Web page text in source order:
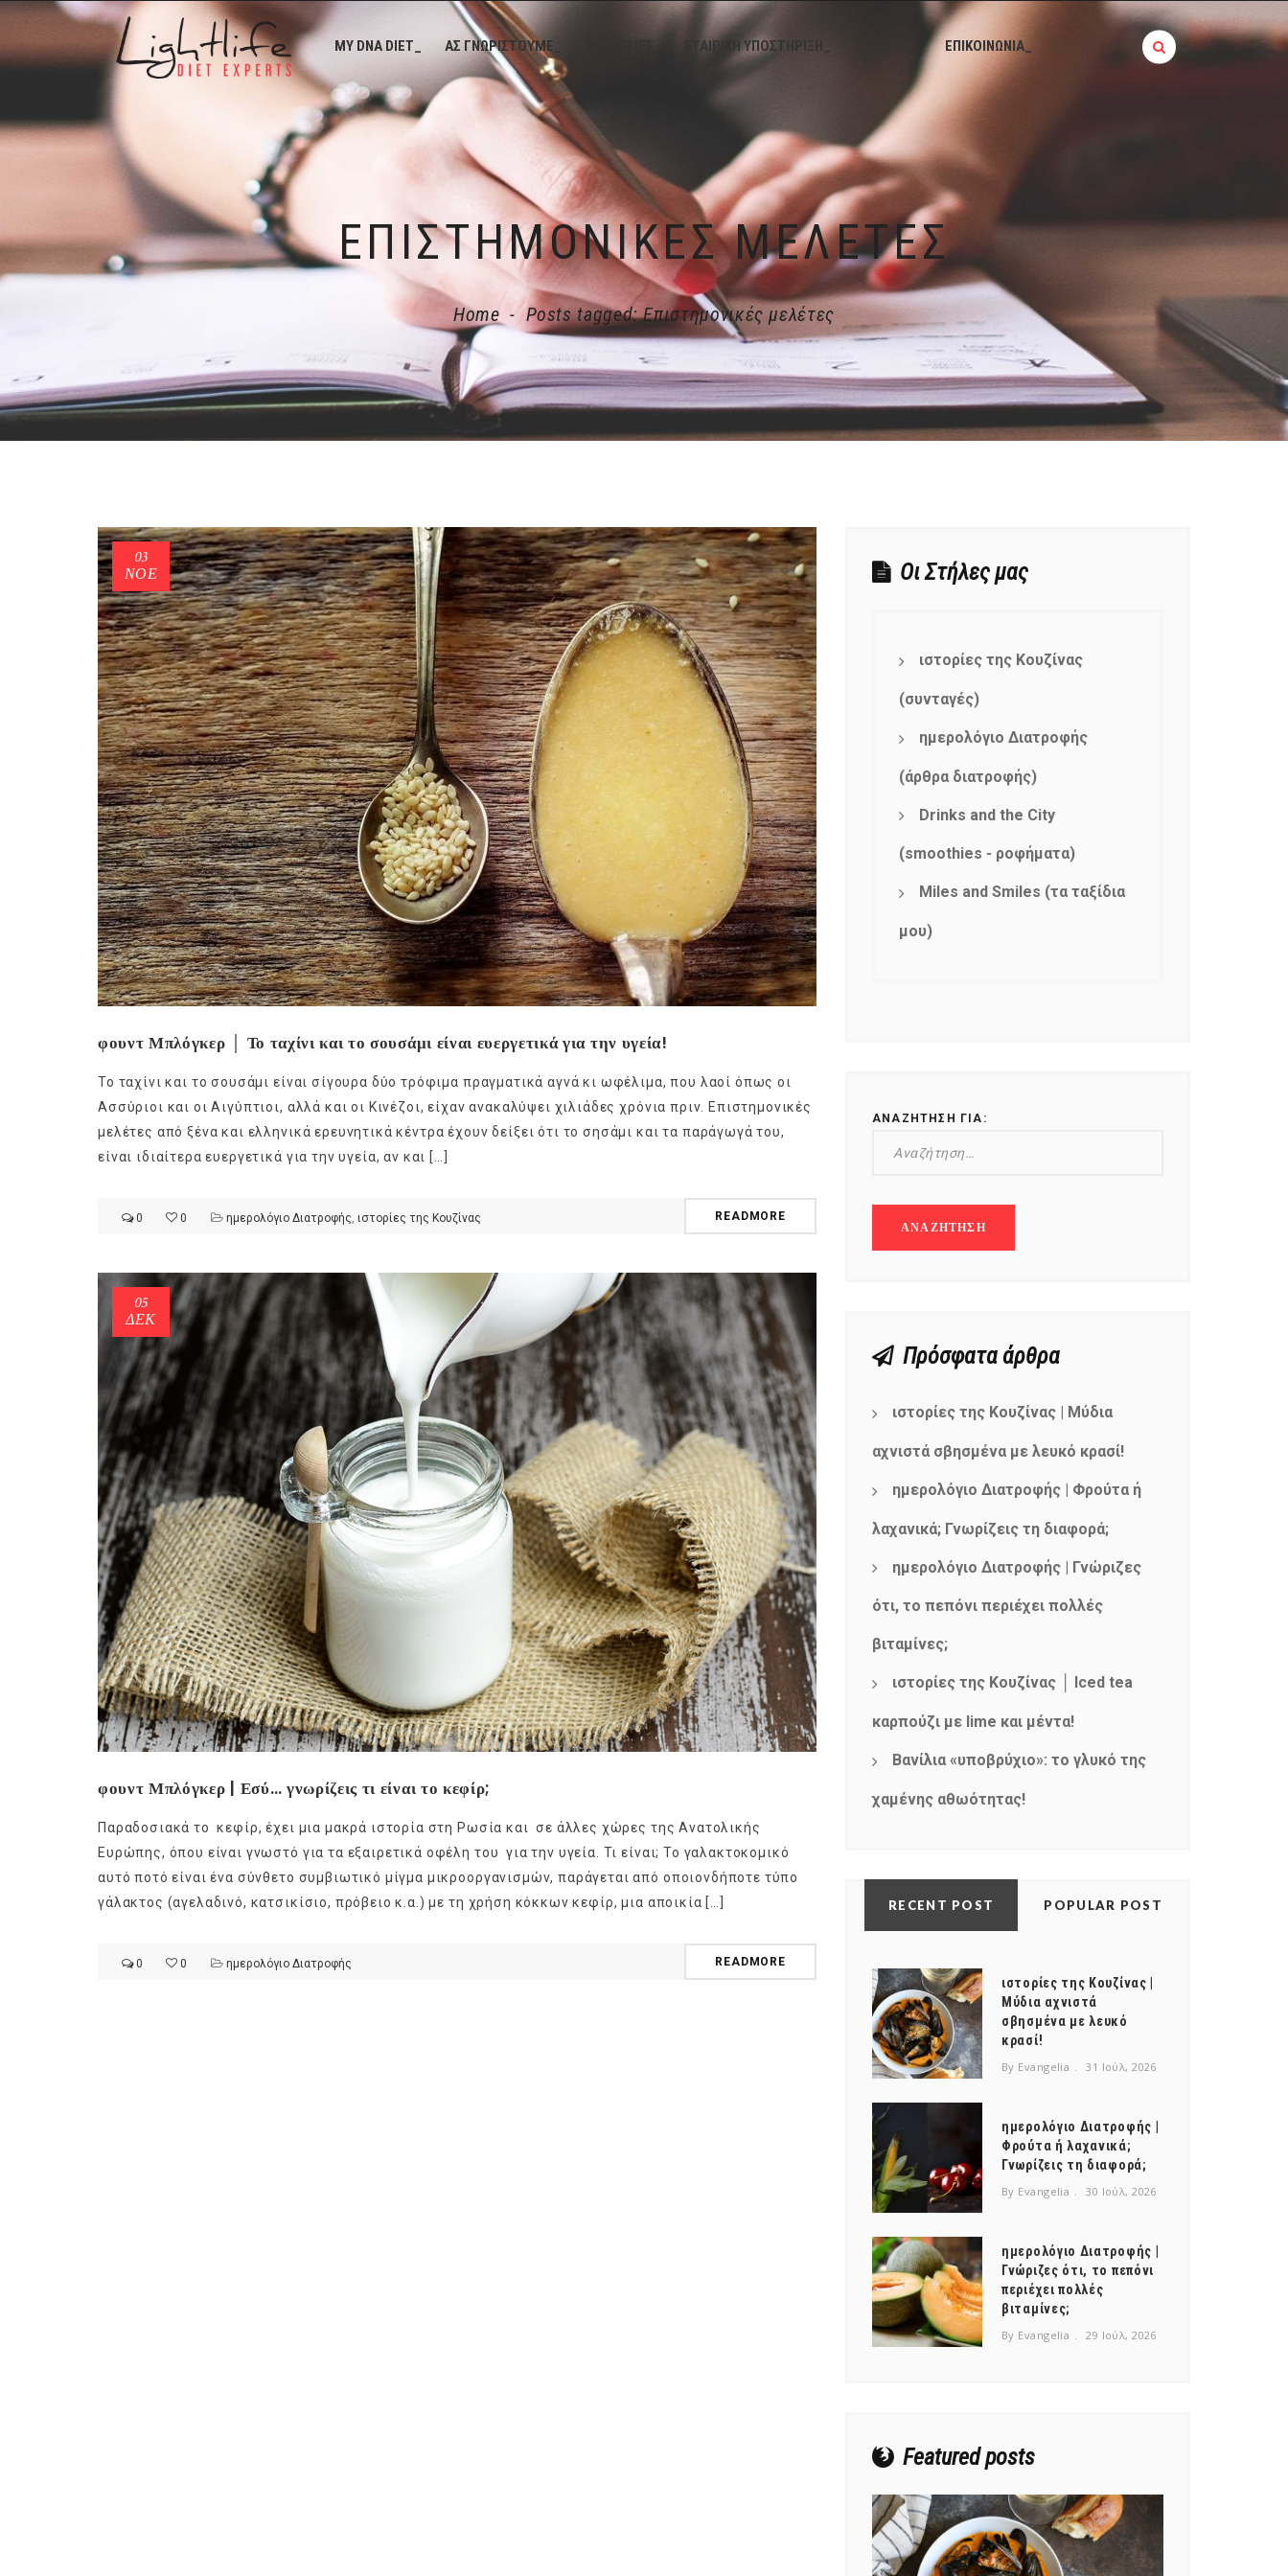
MY DNA DIET_ ΑΣ ΓΝΩΡΙΣΤΟΥΜΕ_ ΕΤΑΙΡΙΚΗ ΥΠΟΣΤΗΡΙΞΗ_ ΕΠΙΚΟΙΝΩΝΙΑ_
ΕΠΙΣΤΗΜΟΝΙΚΈΣ ΜΕΛΈΤΕΣ
Home - Posts tagged: Επιστημονικές μελέτες
03
ΝΟΈ
φουντ Μπλόγκερ │ Το ταχίνι και το σουσάμι είναι ευεργετικά για την υγεία!
Το ταχίνι και το σουσάμι είναι σίγουρα δύο τρόφιμα πραγματικά αγνά κι ωφέλιμα, που λαοί όπως οι
Ασσύριοι και οι Αιγύπτιοι, αλλά και οι Κινέζοι, είχαν ανακαλύψει χιλιάδες χρόνια πριν. Επιστημονικές
μελέτες από ξένα και ελληνικά ερευνητικά κέντρα έχουν δείξει ότι το σησάμι και τα παράγωγά του,
είναι ιδιαίτερα ευεργετικά για την υγεία, αν και […]
0 0 ημερολόγιο Διατροφής, ιστορίες της Κουζίνας READMORE
05
ΔΕΚ
φουντ Μπλόγκερ | Εσύ… γνωρίζεις τι είναι το κεφίρ;
Παραδοσιακά το κεφίρ, έχει μια μακρά ιστορία στη Ρωσία και σε άλλες χώρες της Ανατολικής
Ευρώπης, όπου είναι γνωστό για τα εξαιρετικά οφέλη του για την υγεία. Τι είναι; Το γαλακτοκομικό
αυτό ποτό είναι ένα σύνθετο συμβιωτικό μίγμα μικροοργανισμών, παράγεται από οποιονδήποτε τύπο
γάλακτος (αγελαδινό, κατσικίσιο, πρόβειο κ.α.) με τη χρήση κόκκων κεφίρ, μια αποικία […]
0 0 ημερολόγιο Διατροφής READMORE
Οι Στήλες μας
ιστορίες της Κουζίνας
(συνταγές)
ημερολόγιο Διατροφής
(άρθρα διατροφής)
Drinks and the City
(smoothies - ροφήματα)
Miles and Smiles (τα ταξίδια
μου)
ΑΝΑΖΉΤΗΣΗ ΓΙΑ:
Πρόσφατα άρθρα
ιστορίες της Κουζίνας | Μύδια
αχνιστά σβησμένα με λευκό κρασί!
ημερολόγιο Διατροφής | Φρούτα ή
λαχανικά; Γνωρίζεις τη διαφορά;
ημερολόγιο Διατροφής | Γνώριζες
ότι, το πεπόνι περιέχει πολλές
βιταμίνες;
ιστορίες της Κουζίνας │ Iced tea
καρπούζι με lime και μέντα!
Βανίλια «υποβρύχιο»: το γλυκό της
χαμένης αθωότητας!
RECENT POST POPULAR POST
ιστορίες της Κουζίνας |
Μύδια αχνιστά
σβησμένα με λευκό
κρασί!
By Evangelia 31 Ιούλ, 2026
ημερολόγιο Διατροφής |
Φρούτα ή λαχανικά;
Γνωρίζεις τη διαφορά;
By Evangelia 30 Ιούλ, 2026
ημερολόγιο Διατροφής |
Γνώριζες ότι, το πεπόνι
περιέχει πολλές
βιταμίνες;
By Evangelia 29 Ιούλ, 2026
Featured posts